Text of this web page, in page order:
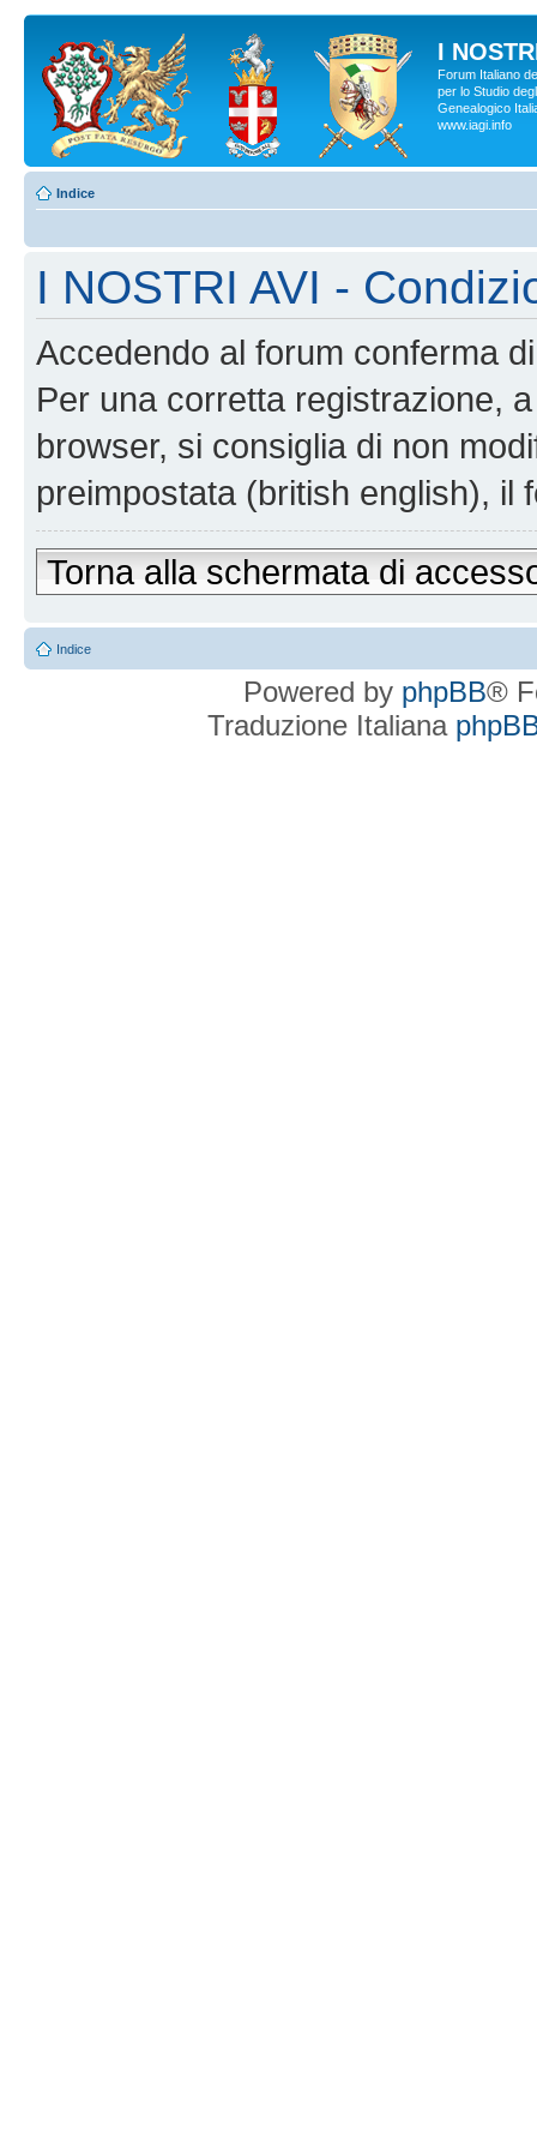
I
Forum Italiano
per lo Studio
Genealogico
www.iagi.info
Indice
I NOSTRI AVI -
Accedendo al forum conferma
Per una corretta registrazione,
browser, si consiglia di non
preimpostata (british english), il
Torna alla schermata di
Indice
Powered by phpBB®
Traduzione Italiana